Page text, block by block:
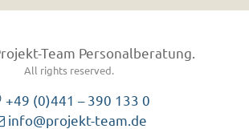
Team Personalberatung.
All rights reserved.
+49 (0)441 – 390 133 0
info@projekt-team.de